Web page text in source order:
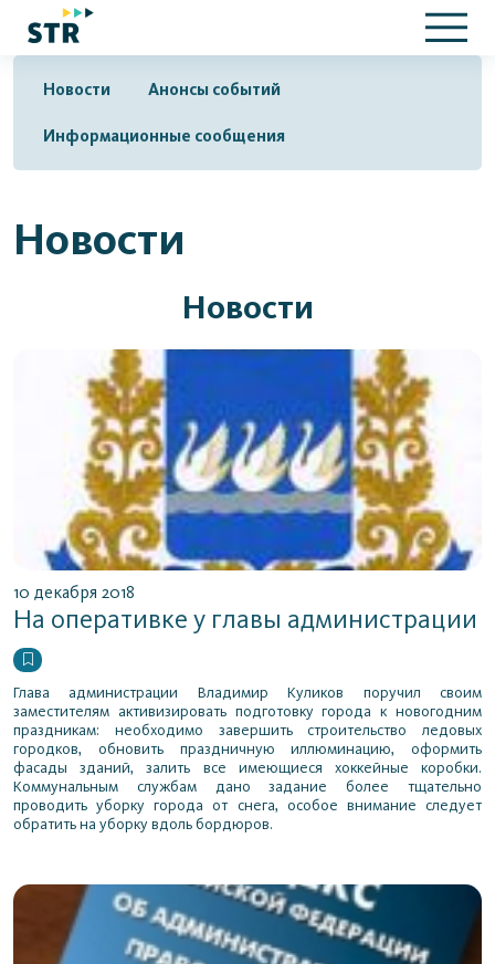
Новости Анонсы событий
Информационные сообщения
Новости
Новости
10 декабря 2018
На оперативке у главы администрации
Глава администрации Владимир Куликов поручил своим
заместителям активизировать подготовку города к новогодним
праздникам: необходимо завершить строительство ледовых
городков, обновить праздничную иллюминацию, оформить
фасады зданий, залить все имеющиеся хоккейные коробки.
Коммунальным службам дано задание более тщательно
проводить уборку города от снега, особое внимание следует
обратить на уборку вдоль бордюров.